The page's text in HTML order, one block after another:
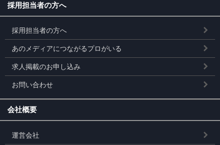
採用担当者の方へ
採用担当者の方へ
あのメディアにつながるプロがいる
求人掲載のお申し込み
お問い合わせ
会社概要
運営会社